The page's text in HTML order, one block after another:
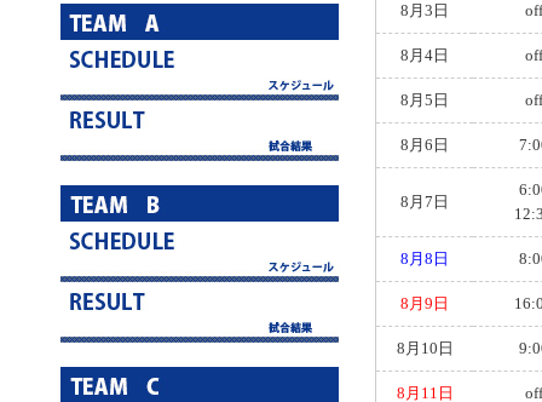
8月3日 off
8月4日 off
8月5日 off
8月6日
8月7日
8月8日
8月9日
8月10日
8月11日 off